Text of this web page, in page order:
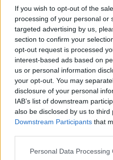
If you wish to opt-out of the
processing of your personal or
targeted advertising by us,
section to confirm your
opt-out request is processed
interest-based ads based on
us or personal information
your opt-out. You may
disclosure of your personal
IAB’s list of downstream
also be disclosed by us to third
Downstream Participants that
Please note that this website/
Personal Data Processing
Ajánlott bejegyzések:
Good Doctor)
Két országos
indul heteken
csak nyáron öl